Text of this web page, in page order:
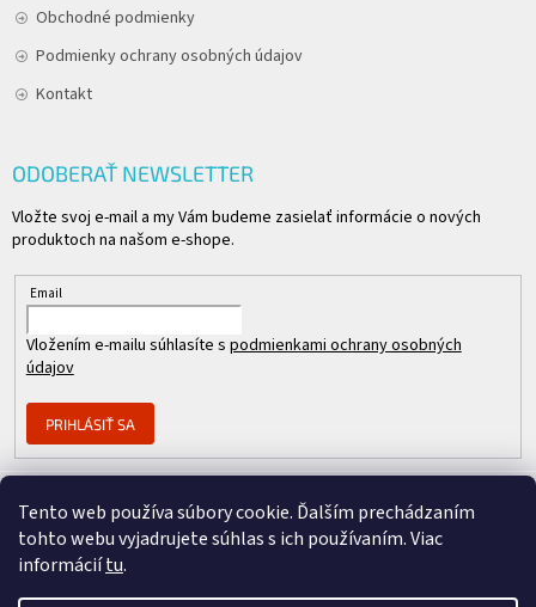
Tento web používa súbory cookie. Ďalším prechádzaním
tohto webu vyjadrujete súhlas s ich používaním. Viac
informáciítu.
Obchodné podmienky
Podmienky ochrany osobných údajov
Kontakt
ODOBERAŤ NEWSLETTER
Vložte svoj e-mail a my Vám budeme zasielať informácie o nových
produktoch na našom e-shope.
Email
Vložením e-mailu súhlasíte s podmienkami ochrany osobných
údajov
PRIHLÁSIŤ SA
Člen skupiny